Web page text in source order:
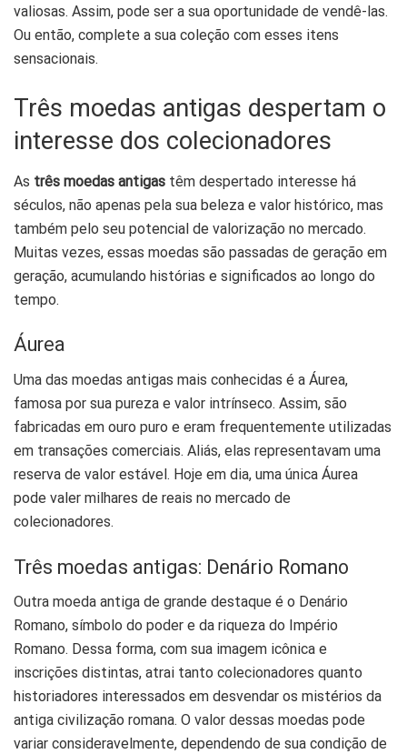
valiosas. Assim, pode ser a sua oportunidade de vendê-las.
Ou então, complete a sua coleção com esses itens
sensacionais.
Três moedas antigas despertam o
interesse dos colecionadores
As três moedas antigas têm despertado interesse há
séculos, não apenas pela sua beleza e valor histórico, mas
também pelo seu potencial de valorização no mercado.
Muitas vezes, essas moedas são passadas de geração em
geração, acumulando histórias e significados ao longo do
tempo.
Áurea
Uma das moedas antigas mais conhecidas é a Áurea,
famosa por sua pureza e valor intrínseco. Assim, são
fabricadas em ouro puro e eram frequentemente utilizadas
em transações comerciais. Aliás, elas representavam uma
reserva de valor estável. Hoje em dia, uma única Áurea
pode valer milhares de reais no mercado de
colecionadores.
Três moedas antigas: Denário Romano
Outra moeda antiga de grande destaque é o Denário
Romano, símbolo do poder e da riqueza do Império
Romano. Dessa forma, com sua imagem icônica e
inscrições distintas, atrai tanto colecionadores quanto
historiadores interessados em desvendar os mistérios da
antiga civilização romana. O valor dessas moedas pode
variar consideravelmente, dependendo de sua condição de